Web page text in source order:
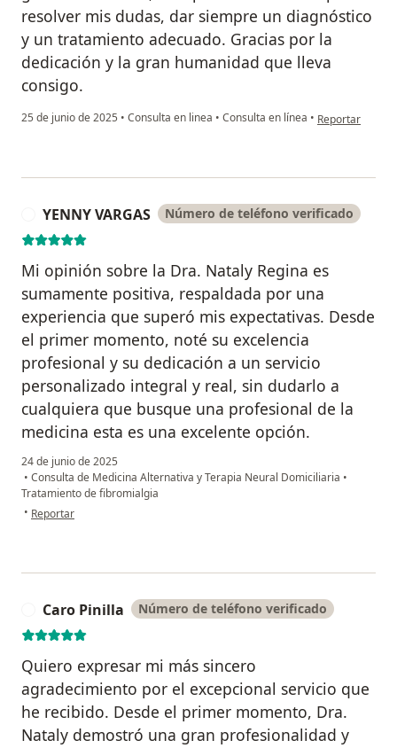
resolver mis dudas, dar siempre un diagnóstico
y un tratamiento adecuado. Gracias por la
dedicación y la gran humanidad que lleva
consigo.
25 de junio de 2025 • Consulta en linea • Consulta en línea • en opinión del
Reportar
YENNY VARGAS Número de teléfono verificado
Mi opinión sobre la Dra. Nataly Regina es
sumamente positiva, respaldada por una
experiencia que superó mis expectativas. Desde
el primer momento, noté su excelencia
profesional y su dedicación a un servicio
personalizado integral y real, sin dudarlo a
cualquiera que busque una profesional de la
medicina esta es una excelente opción.
24 de junio de 2025
• Consulta de Medicina Alternativa y Terapia Neural Domiciliaria •
Tratamiento de fibromialgia
• en opinión del usuario YENNY VARGAS
Reportar
Caro Pinilla Número de teléfono verificado
Quiero expresar mi más sincero
agradecimiento por el excepcional servicio que
he recibido. Desde el primer momento, Dra.
Nataly demostró una gran profesionalidad y